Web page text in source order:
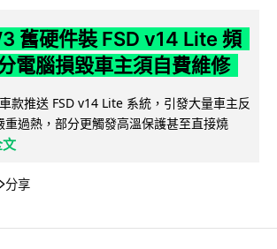
舊硬件裝 FSD v14 Lite 頻
電腦損毀車主須自費維修
款推送 FSD v14 Lite 系統，引發大量車主反
重過熱，部分更觸發高溫保護甚至直接燒
文
分享